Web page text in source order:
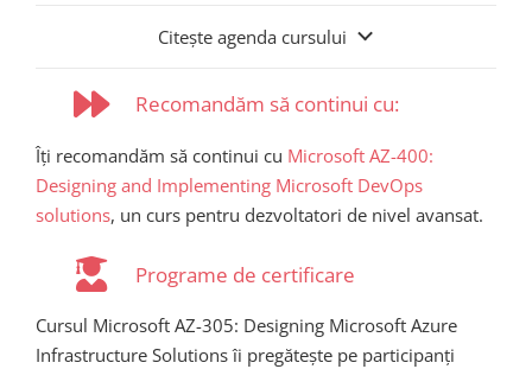
Citește agenda cursului
Recomandăm să continui cu:
Îți recomandăm să continui cu Microsoft AZ-400:
Designing and Implementing Microsoft DevOps
solutions, un curs pentru dezvoltatori de nivel avansat.
Programe de certificare
Cursul Microsoft AZ-305: Designing Microsoft Azure
Infrastructure Solutions îi pregătește pe participanți